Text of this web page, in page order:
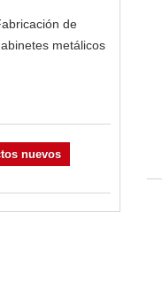
de
metálicos
nuevos